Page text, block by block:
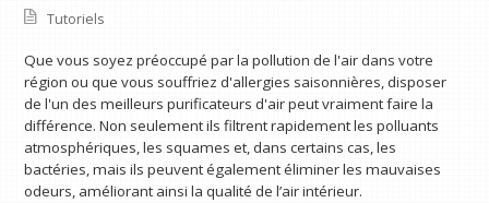
Tutoriels
Que vous soyez préoccupé par la pollution de l'air dans votre
région ou que vous souffriez d'allergies saisonnières, disposer
de l'un des meilleurs purificateurs d'air peut vraiment faire la
différence. Non seulement ils filtrent rapidement les polluants
atmosphériques, les squames et, dans certains cas, les
bactéries, mais ils peuvent également éliminer les mauvaises
odeurs, améliorant ainsi la qualité de l’air intérieur.